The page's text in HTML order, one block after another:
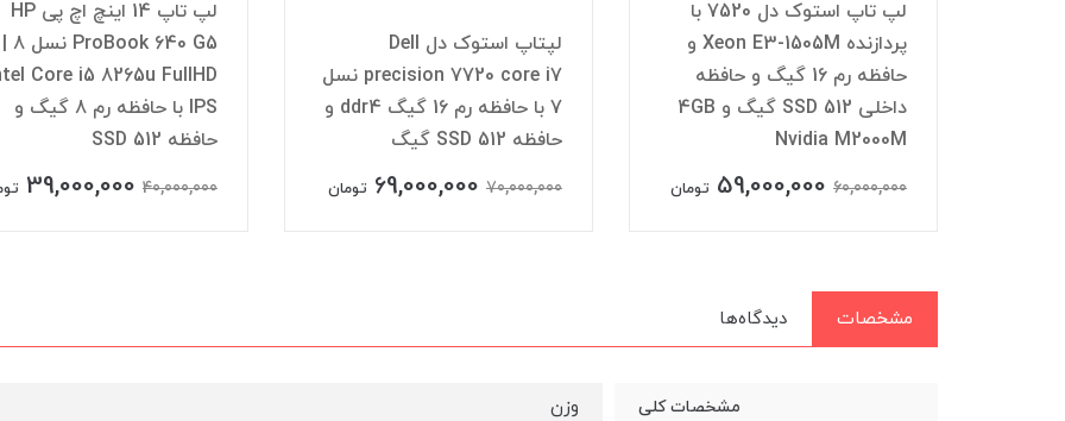
لپ تاپ استوک دل 7520 با
پردازنده Xeon E3-1505M و
حافظه رم 16 گیگ و حافظه
داخلی SSD 512 گیگ و 4GB
Nvidia M2000M
60,000,000
59,000,000 تومان
لپتاپ استوک دل Dell
precision 7720 core i7 نسل
7 با حافظه رم 16 گیگ ddr4 و
حافظه SSD 512 گیگ
70,000,000
69,000,000 تومان
لپ تاپ 14 اینچ اچ پی HP
ProBook 640 G5 نسل 8 |
Core i5 8265u FullHD
IPS با حافظه رم 8 گیگ و
حافظه SSD 512
40,000,000
39,000,000
مشخصات دیدگاه‌ها
مشخصات کلی وزن